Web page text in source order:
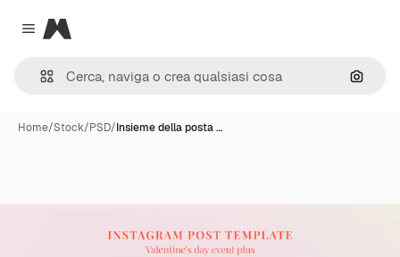
Close menu
Magnific
Cerca
Home/Stock/PSD/Insieme della posta …